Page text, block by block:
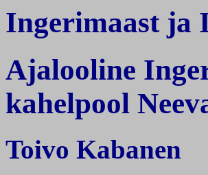
Ingerimaast ja
Ajalooline
kahelpool
Toivo Kabanen